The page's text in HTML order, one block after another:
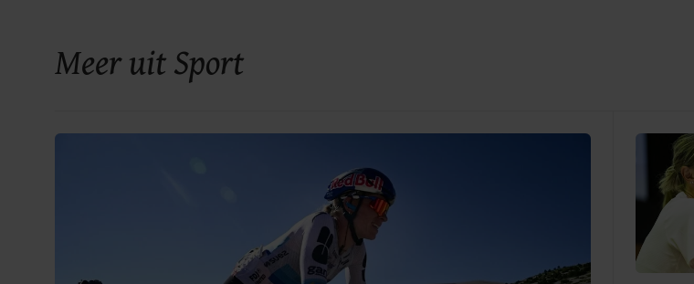
Meer uit Sport